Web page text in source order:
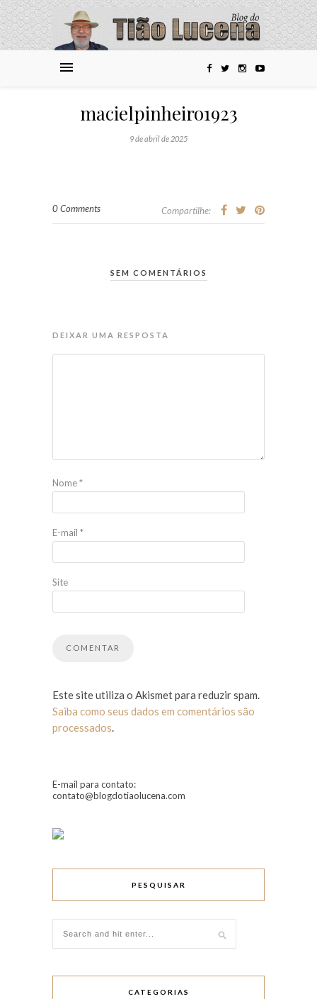
macielpinheiro1923
9 de abril de 2025
0 Comments Compartilhe:
SEM COMENTÁRIOS
DEIXAR UMA RESPOSTA
Nome*
E-mail *
Site
Este site utiliza o Akismet para reduzir spam.
Saiba como seus dados em comentários são
processados.
E-mail para contato:
contato@blogdotiaolucena.com
PESQUISAR
CATEGORIAS